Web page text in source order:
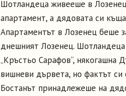
Шотландеца живееше в
апартамент, а дядовата си
Апартаментът в Лозенец беше
днешният Лозенец.
„Кръстьо Сарафов“, някогашна
вишневи дървета, но фактът
Бостанът принадлежеше на